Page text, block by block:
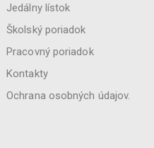
Jedálny lístok
Školský poriadok
Pracovný poriadok
Kontakty
Ochrana osobných údajov.